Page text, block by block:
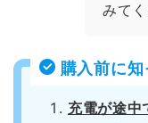
みて
購入前に
充電が途中